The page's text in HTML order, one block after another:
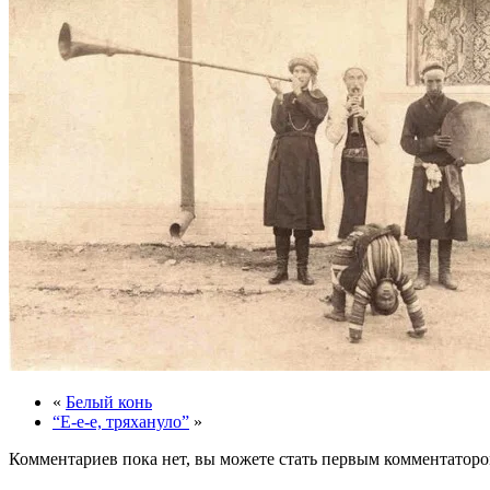
« Белый конь
“Е-е-е, тряхануло” »
Комментариев пока нет, вы можете стать первым